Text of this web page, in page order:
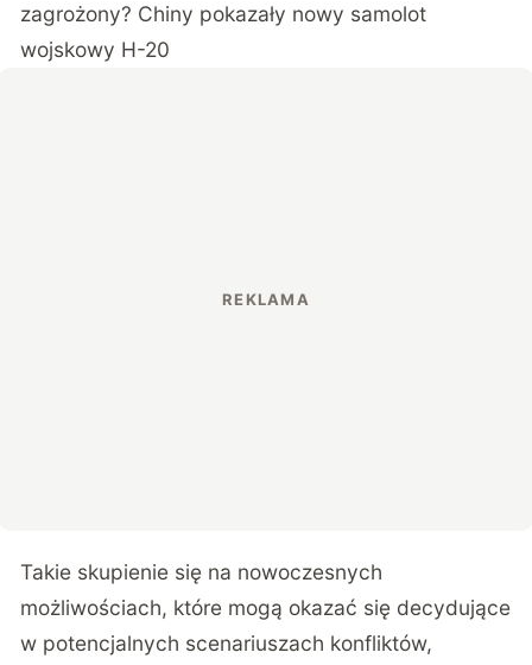
zagrożony? Chiny pokazały nowy samolot
wojskowy H-20
Takie skupienie się na nowoczesnych
możliwościach, które mogą okazać się decydujące
w potencjalnych scenariuszach konfliktów,